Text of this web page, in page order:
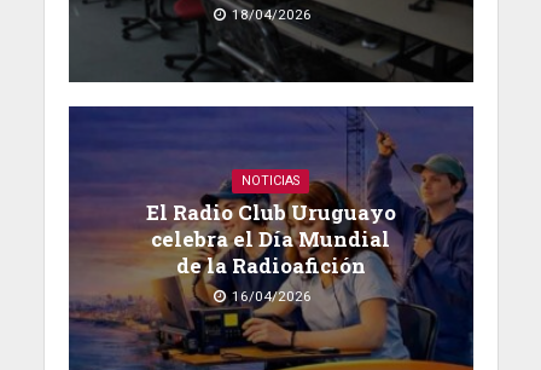
18/04/2026
NOTICIAS
El Radio Club Uruguayo
celebra el Día Mundial
de la Radioafición
16/04/2026